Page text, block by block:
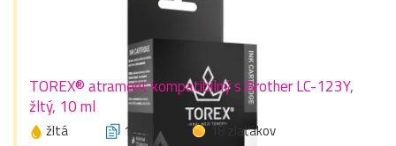
TOREX® atrament kompatibilný s Brother LC-123Y,
žltý, 10 ml
žltá 10 ml
18 zlaťákov